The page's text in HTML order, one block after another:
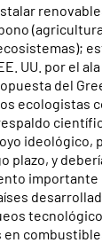
UU. por el
del
ecologistas
ideológico,
plazo, y
importante